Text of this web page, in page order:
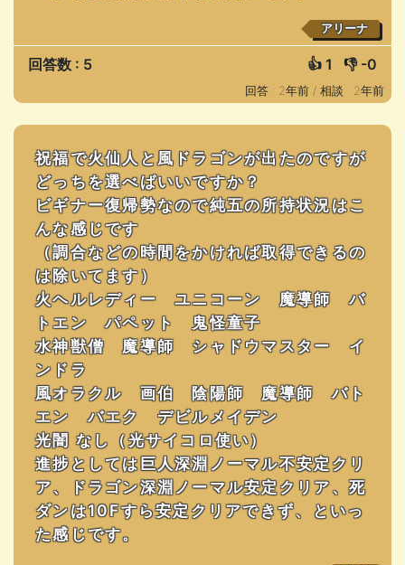
アリーナ
回答数 : 5 👍 1 👎 -0
回答 : 2年前 / 相談 : 2年前
祝福で火仙人と風ドラゴンが出たのですが
どっちを選べばいいですか？
ビギナー復帰勢なので純五の所持状況はこ
んな感じです
（調合などの時間をかければ取得できるの
は除いてます）
火ヘルレディー ユニコーン 魔導師 バ
トエン パペット 鬼怪童子
水神獣僧 魔導師 シャドウマスター イ
ンドラ
風オラクル 画伯 陰陽師 魔導師 バト
エン バエク デビルメイデン
光闇 なし（光サイコロ使い）
進捗としては巨人深淵ノーマル不安定クリ
ア、ドラゴン深淵ノーマル安定クリア、死
ダンは10Fすら安定クリアできず、といっ
た感じです。